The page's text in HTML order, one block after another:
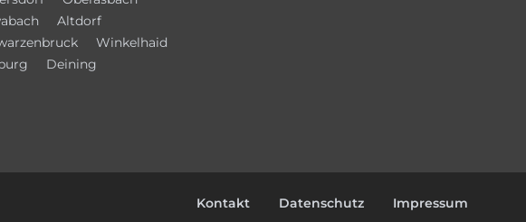
Altdorf
Winkelhaid
Deining
Kontakt Datenschutz Impressum